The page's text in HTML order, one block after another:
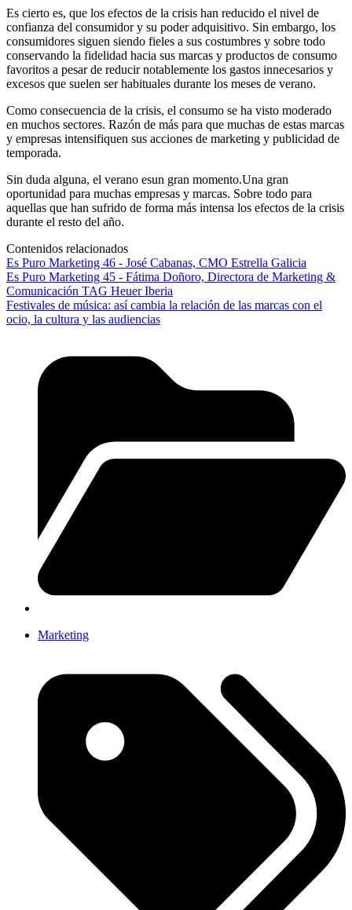
Es cierto es, que los efectos de la crisis han reducido el nivel de
confianza del consumidor y su poder adquisitivo. Sin embargo, los
consumidores siguen siendo fieles a sus costumbres y sobre todo
conservando la fidelidad hacia sus marcas y productos de consumo
favoritos a pesar de reducir notablemente los gastos innecesarios y
excesos que suelen ser habituales durante los meses de verano.
Como consecuencia de la crisis, el consumo se ha visto moderado
en muchos sectores. Razón de más para que muchas de estas marcas
y empresas intensifiquen sus acciones de marketing y publicidad de
temporada.
Sin duda alguna, el verano esun gran momento.Una gran
oportunidad para muchas empresas y marcas. Sobre todo para
aquellas que han sufrido de forma más intensa los efectos de la crisis
durante el resto del año.
Contenidos relacionados
Es Puro Marketing 46 - José Cabanas, CMO Estrella Galicia
Es Puro Marketing 45 - Fátima Doñoro, Directora de Marketing &
Comunicación TAG Heuer Iberia
Festivales de música: así cambia la relación de las marcas con el
ocio, la cultura y las audiencias
Marketing